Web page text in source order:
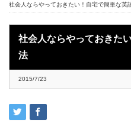
社会人ならやっておきたい！自宅で簡単な英
社会人ならやっておきた
法
2015/7/23